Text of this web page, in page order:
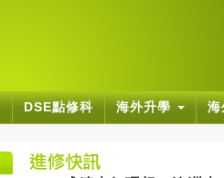
DSE點修科 海外升學